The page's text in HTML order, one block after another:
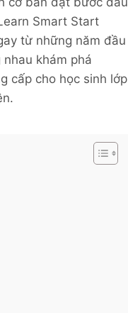
Smart Start
từ những năm đầu
khám phá
cấp cho học sinh lớp